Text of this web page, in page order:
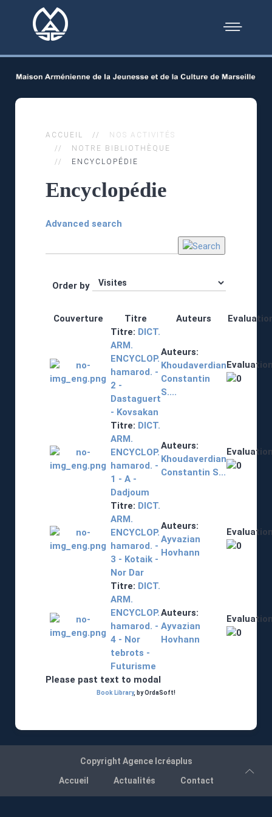
ACCUEIL
NOS ACTIVITÉS
NOTRE BIBLIOTHÈQUE
ENCYCLOPÉDIE
Encyclopédie
Advanced search
Order by
Couverture Titre Auteurs
Titre: DICT.
ARM.
ENCYCLOP.
hamarod. -
2 -
Dastaguert
- Kovsakan
Auteurs:
Khoudaverdian
Constantin
S....
Titre: DICT.
ARM.
ENCYCLOP.
hamarod. -
1 - A -
Dadjoum
Auteurs:
Khoudaverdian
Constantin S...
Titre: DICT.
ARM.
ENCYCLOP.
hamarod. -
3 - Kotaik -
Nor Dar
Auteurs:
Ayvazian
Hovhann
Titre: DICT.
ARM.
ENCYCLOP.
hamarod. -
4 - Nor
tebrots -
Futurisme
Auteurs:
Ayvazian
Hovhann
Please past text to modal
Book Library, by OrdaSoft!
Copyright Agence Icréaplus
Accueil
Actualités Contact